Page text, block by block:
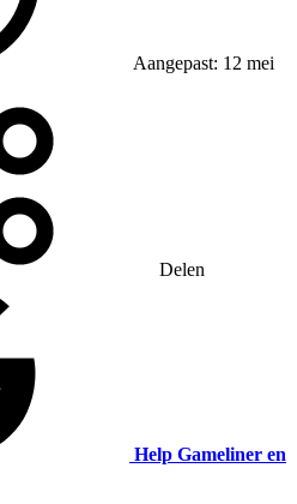
Aangepast: 12 mei
Delen
Help Gameliner en